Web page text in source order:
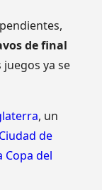
de final
ya se
, un
de
Copa del